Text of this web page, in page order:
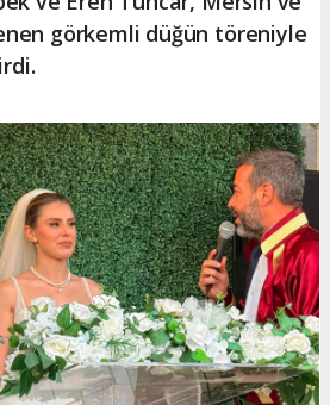
görkemli düğün töreniyle